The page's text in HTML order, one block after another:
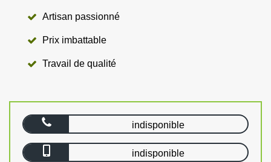
Artisan passionné
Prix imbattable
Travail de qualité
indisponible
indisponible